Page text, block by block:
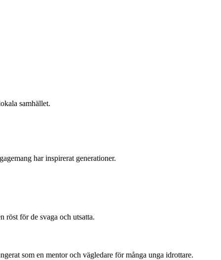
samhället.
har inspirerat generationer.
röst för de svaga och utsatta.
som en mentor och vägledare för många unga idrottare.